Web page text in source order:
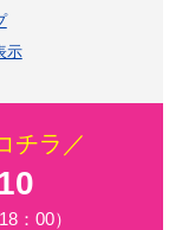
示
チラ／
：00）